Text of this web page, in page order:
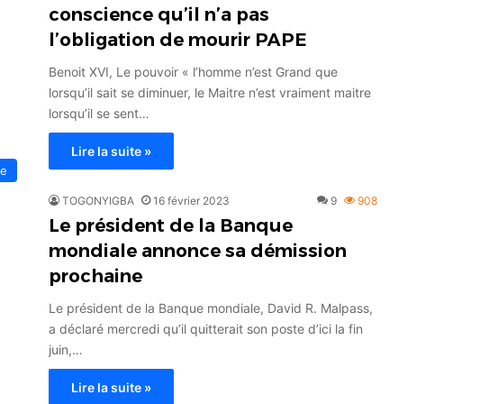
conscience qu’il n’a pas
l’obligation de mourir PAPE
Benoit XVI, Le pouvoir « l’homme n’est Grand que
lorsqu’il sait se diminuer, le Maitre n’est vraiment maitre
lorsqu’il se sent…
Lire la suite »
TOGONYIGBA 16 février 2023 9 908
Le président de la Banque
mondiale annonce sa démission
prochaine
Le président de la Banque mondiale, David R. Malpass,
a déclaré mercredi qu’il quitterait son poste d’ici la fin
juin,…
Lire la suite »